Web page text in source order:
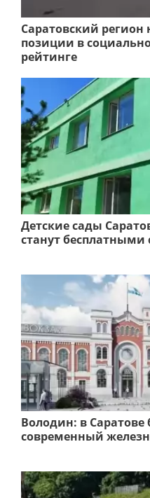
Саратовский
позиции в
рейтинге
Детские сады
станут бесплатными
Володин: в Саратове
современный